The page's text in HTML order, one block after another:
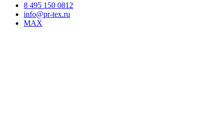
8 495 150 0812
info@pr-tex.ru
MAX